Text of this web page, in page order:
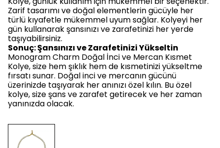
Zarif tasarımı ve doğal elementlerin gücüyle her
türlü kıyafetle mükemmel uyum sağlar. Kolyeyi her
gün kullanarak şansınızı ve zarafetinizi her yerde
taşıyabilirsiniz.
Sonuç: Şansınızı ve Zarafetinizi Yükseltin
Monogram Charm Doğal İnci ve Mercan Kısmet
Kolye, size hem şıklık hem de kısmetinizi yükseltme
fırsatı sunar. Doğal inci ve mercanın gücünü
üzerinizde taşıyarak her anınızı özel kılın. Bu özel
kolye, size şans ve zarafet getirecek ve her zaman
yanınızda olacak.